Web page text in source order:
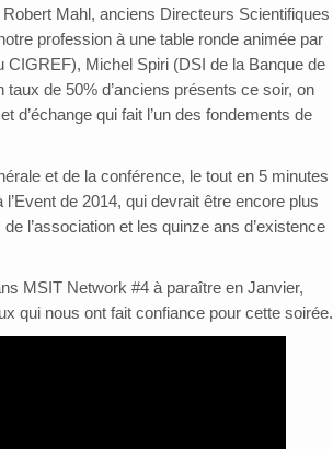
Mahl, anciens Directeurs Scientifiques
profession à une table ronde animée par
Michel Spiri (DSI de la Banque de
de 50% d’anciens présents ce soir, on
d’échange qui fait l’un des fondements de
et de la conférence, le tout en 5 minutes
de 2014, qui devrait être encore plus
l’association et les quinze ans d’existence
MSIT Network #4 à paraître en Janvier,
qui nous ont fait confiance pour cette soirée.